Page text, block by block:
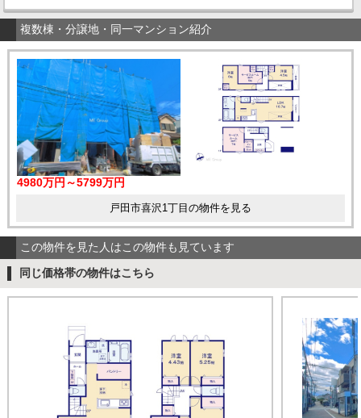
複数棟・分譲地・同一マンション紹介
4980万円～5799万円
戸田市喜沢1丁目の物件を見る
この物件を見た人はこの物件も見ています
同じ価格帯の物件はこちら